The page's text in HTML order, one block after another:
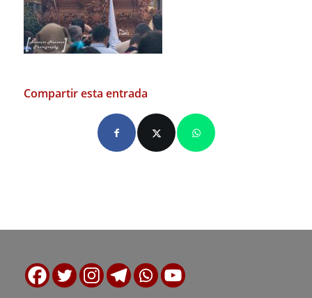
Compartir esta entrada